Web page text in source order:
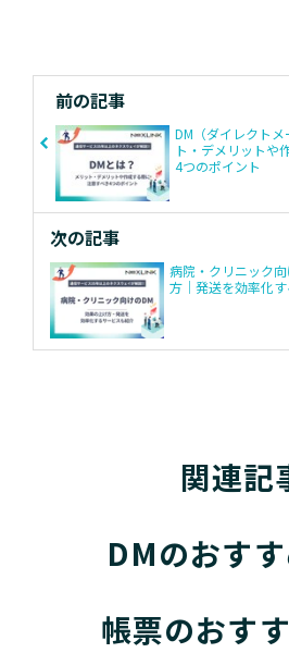
前の記事
DM（ダイレクト
ト・デメリットや
4つのポイント
次の記事
病院・クリニック
方｜発送を効率化
関連記
DMのおす
帳票のおす